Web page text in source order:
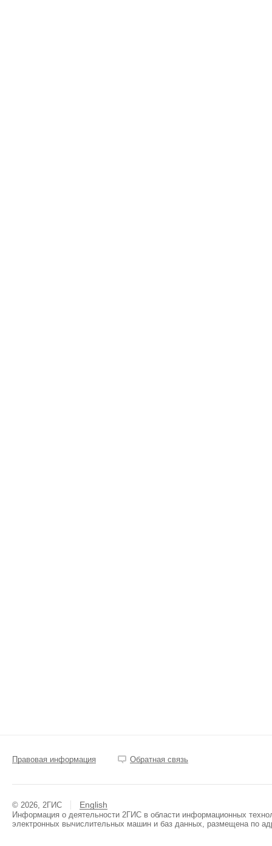
Правовая информация Обратная связь
© 2026, 2ГИС English
Информация о деятельности 2ГИС в области информационных
электронных вычислительных машин и баз данных, размещена по